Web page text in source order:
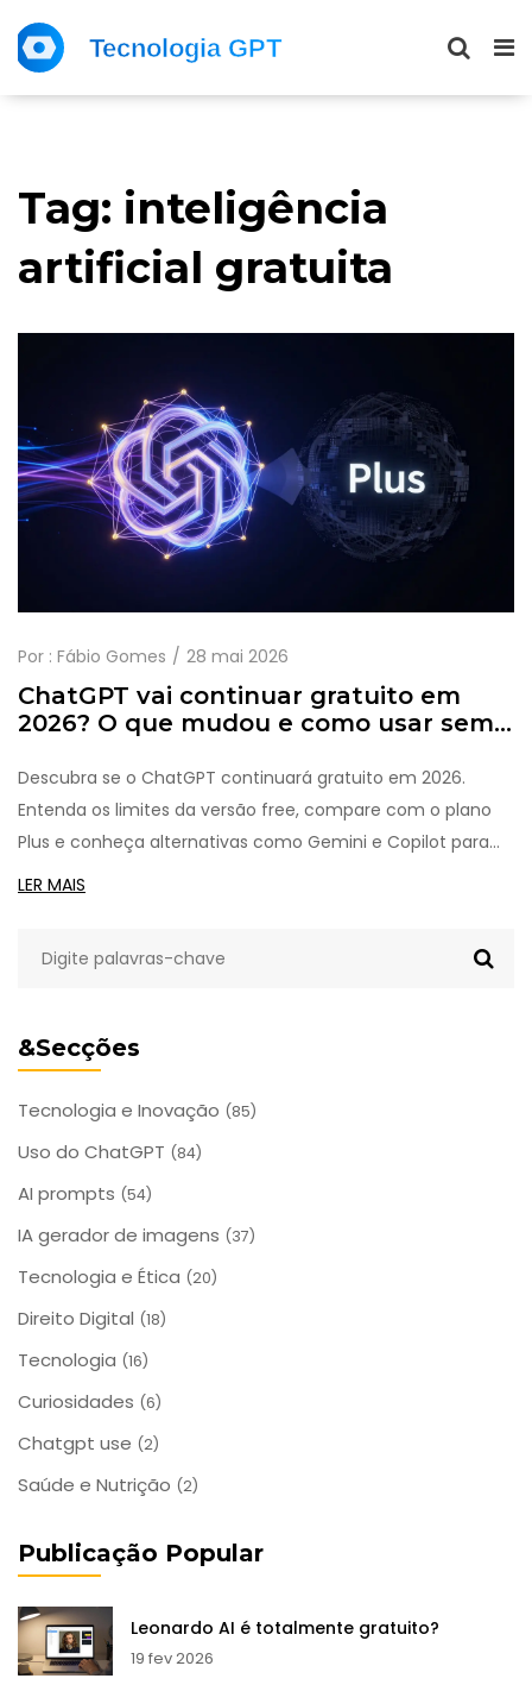
&Secções
Tecnologia e Inovação (85)
Uso do ChatGPT (84)
AI prompts (54)
IA gerador de imagens (37)
Tecnologia e Ética (20)
Direito Digital (18)
Tecnologia (16)
Curiosidades (6)
Chatgpt use (2)
Saúde e Nutrição (2)
Publicação Popular
Leonardo AI é totalmente gratuito?
19 fev 2026
Tag: inteligência
artificial gratuita
Por : Fábio Gomes 28 mai 2026
ChatGPT vai continuar gratuito em
2026? O que mudou e como usar sem
Descubra se o ChatGPT continuará gratuito em 2026.
Entenda os limites da versão free, compare com o plano
Plus e conheça alternativas como Gemini e Copilot para
usar IA sem pagar.
LER MAIS